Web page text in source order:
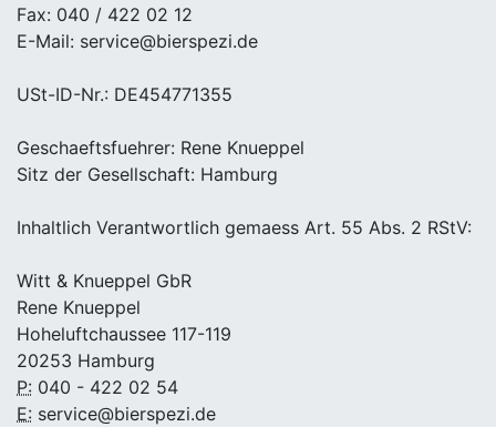
Fax: 040 / 422 02 12
E-Mail: service@bierspezi.de
USt-ID-Nr.: DE454771355
Geschaeftsfuehrer: Rene Knueppel
Sitz der Gesellschaft: Hamburg
Inhaltlich Verantwortlich gemaess Art. 55 Abs. 2 RStV:
Witt & Knueppel GbR
Rene Knueppel
Hoheluftchaussee 117-119
20253 Hamburg
P: 040 - 422 02 54
E: service@bierspezi.de